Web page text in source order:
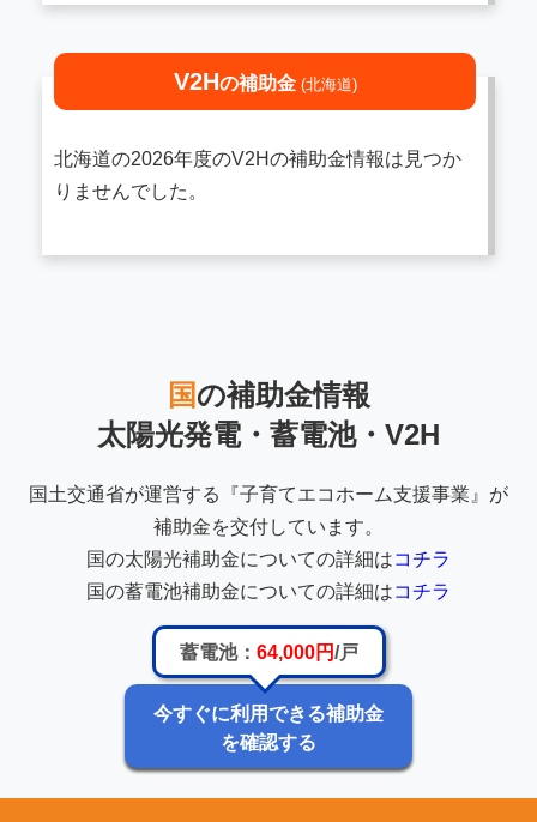
V2Hの補助金 (北海道)
北海道の2026年度のV2Hの補助金情報は見つか
りませんでした。
国の補助金情報
太陽光発電・蓄電池・V2H
国土交通省が運営する『子育てエコホーム支援事業』が
補助金を交付しています。
国の太陽光補助金についての詳細はコチラ
国の蓄電池補助金についての詳細はコチラ
蓄電池： 64,000円/戸
今すぐに利用できる補助金
を確認する